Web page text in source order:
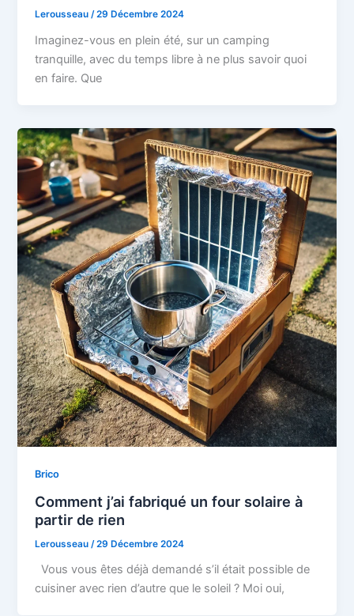
Lerousseau/29 Décembre 2024
Imaginez-vous en plein été, sur un camping
tranquille, avec du temps libre à ne plus savoir quoi
en faire. Que
Brico
Comment j’ai fabriqué un four solaire à
partir de rien
Lerousseau /29 Décembre 2024
Vous vous êtes déjà demandé s’il était possible de
cuisiner avec rien d’autre que le soleil ? Moi oui,